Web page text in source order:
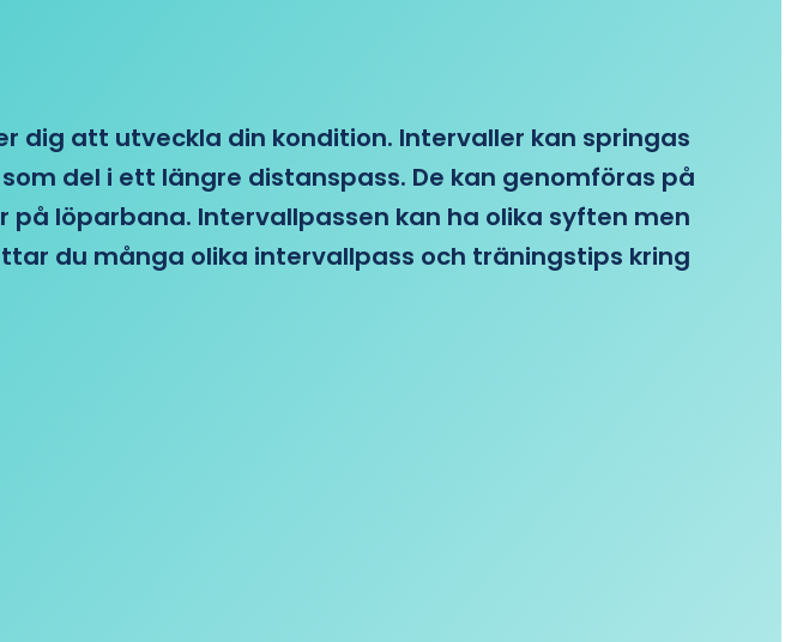
dig att utveckla din kondition. Intervaller kan springas
del i ett längre distanspass. De kan genomföras på
löparbana. Intervallpassen kan ha olika syften men
du många olika intervallpass och träningstips kring